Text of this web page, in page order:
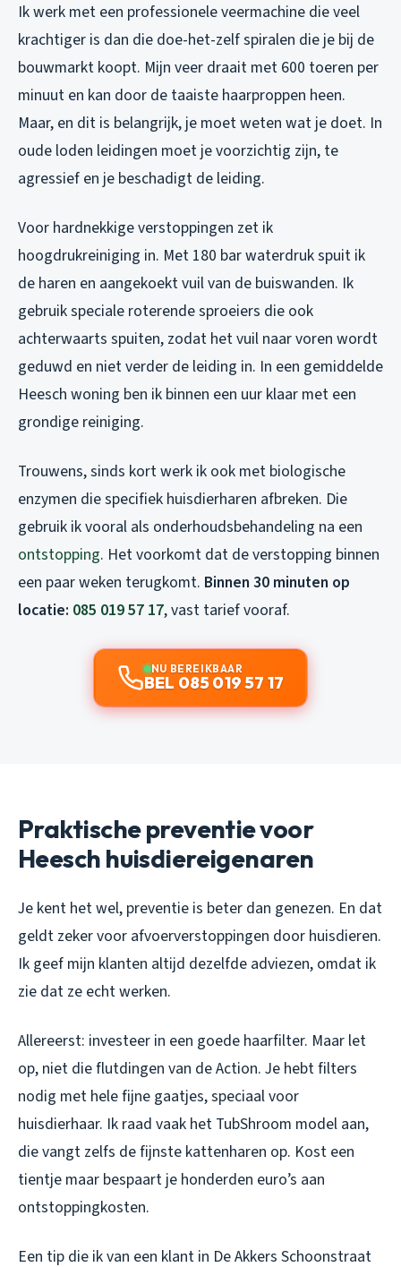
Ik werk met een professionele veermachine die veel
krachtiger is dan die doe-het-zelf spiralen die je bij de
bouwmarkt koopt. Mijn veer draait met 600 toeren per
minuut en kan door de taaiste haarproppen heen.
Maar, en dit is belangrijk, je moet weten wat je doet. In
oude loden leidingen moet je voorzichtig zijn, te
agressief en je beschadigt de leiding.
Voor hardnekkige verstoppingen zet ik
hoogdrukreiniging in. Met 180 bar waterdruk spuit ik
de haren en aangekoekt vuil van de buiswanden. Ik
gebruik speciale roterende sproeiers die ook
achterwaarts spuiten, zodat het vuil naar voren wordt
geduwd en niet verder de leiding in. In een gemiddelde
Heesch woning ben ik binnen een uur klaar met een
grondige reiniging.
Trouwens, sinds kort werk ik ook met biologische
enzymen die specifiek huisdierharen afbreken. Die
gebruik ik vooral als onderhoudsbehandeling na een
ontstopping. Het voorkomt dat de verstopping binnen
een paar weken terugkomt. Binnen 30 minuten op
locatie: 085 019 57 17, vast tarief vooraf.
NU BEREIKBAAR
BEL 085 019 57 17
Praktische preventie voor
Heesch huisdiereigenaren
Je kent het wel, preventie is beter dan genezen. En dat
geldt zeker voor afvoerverstoppingen door huisdieren.
Ik geef mijn klanten altijd dezelfde adviezen, omdat ik
zie dat ze echt werken.
Allereerst: investeer in een goede haarfilter. Maar let
op, niet die flutdingen van de Action. Je hebt filters
nodig met hele fijne gaatjes, speciaal voor
huisdierhaar. Ik raad vaak het TubShroom model aan,
die vangt zelfs de fijnste kattenharen op. Kost een
tientje maar bespaart je honderden euro’s aan
ontstoppingkosten.
Een tip die ik van een klant in De Akkers Schoonstraat